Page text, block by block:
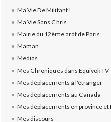
Ma Vie De Militant !
Ma Vie Sans Chris
Mairie du 12ème ardt de Paris
Maman
Medias
Mes Chroniques dans Equivok TV
Mes déplacements à l'étranger
Mes déplacements au Canada
Mes déplacements en province et
Mes discours